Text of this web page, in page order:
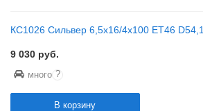
КС1026 Сильвер 6,5x16/4x100 ET46 D54,1
9 030 руб.
много ?
В корзину